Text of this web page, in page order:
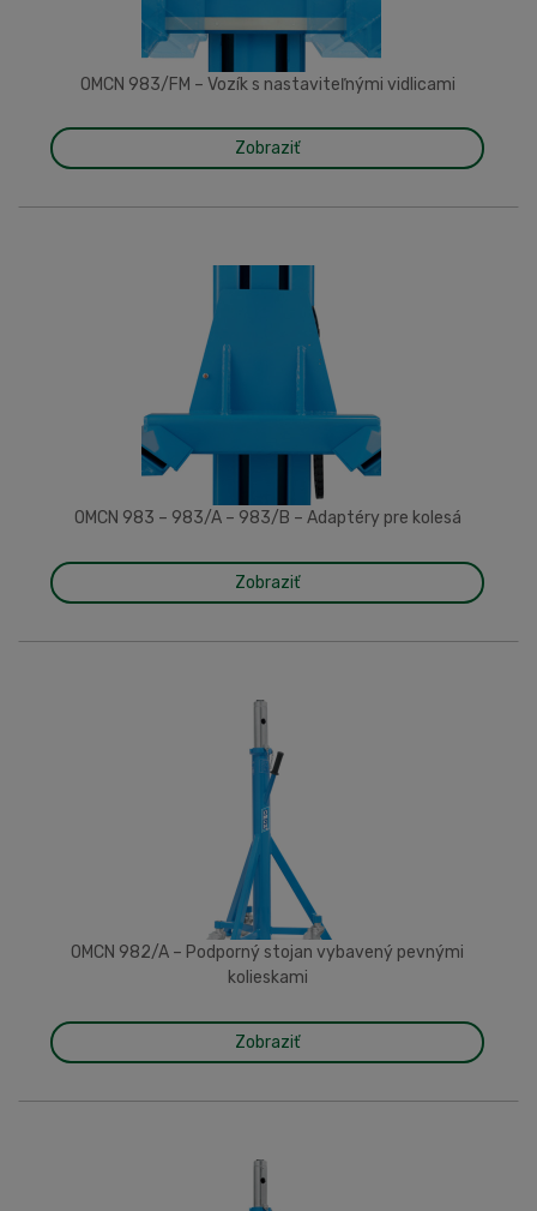
OMCN 983/FM – Vozík s nastaviteľnými vidlicami
Zobraziť
OMCN 983 – 983/A – 983/B – Adaptéry pre kolesá
Zobraziť
OMCN 982/A – Podporný stojan vybavený pevnými
kolieskami
Zobraziť